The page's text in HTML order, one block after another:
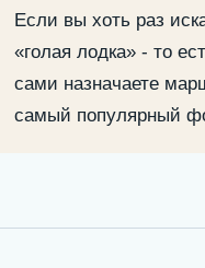
и экипажа. Самый
что нужно и сколько
Если вы хоть раз
«голая лодка» - то
сами назначаете
самый популярный